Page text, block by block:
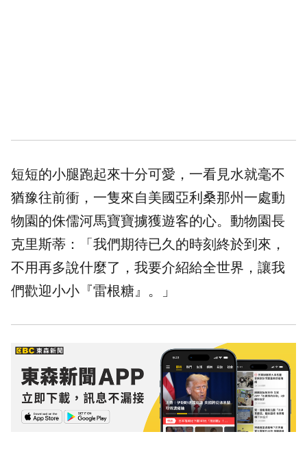
短短的小腿跑起來十分可愛，一看見水就毫不
猶豫往前衝，一隻來自美國亞利桑那州一處動
物園的侏儒河馬寶寶擄獲遊客的心。動物園長
克里斯蒂：「我們期待已久的時刻終於到來，
不用再多說什麼了，我要介紹給全世界，讓我
們歡迎小小『雷根糖』。」